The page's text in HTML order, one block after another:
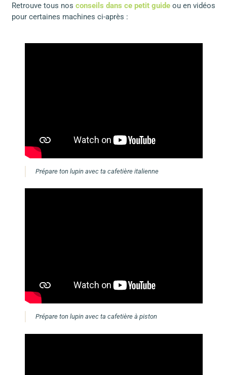
Retrouve tous nos conseils dans ce petit guideou en vidéos
pour certaines machines ci-après :
Prépare ton lupin avec ta cafetière italienne
Prépare ton lupin avec ta cafetière à piston